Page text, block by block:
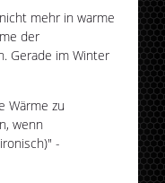
mehr in warme
der
Gerade im Winter
Wärme zu
wenn
-